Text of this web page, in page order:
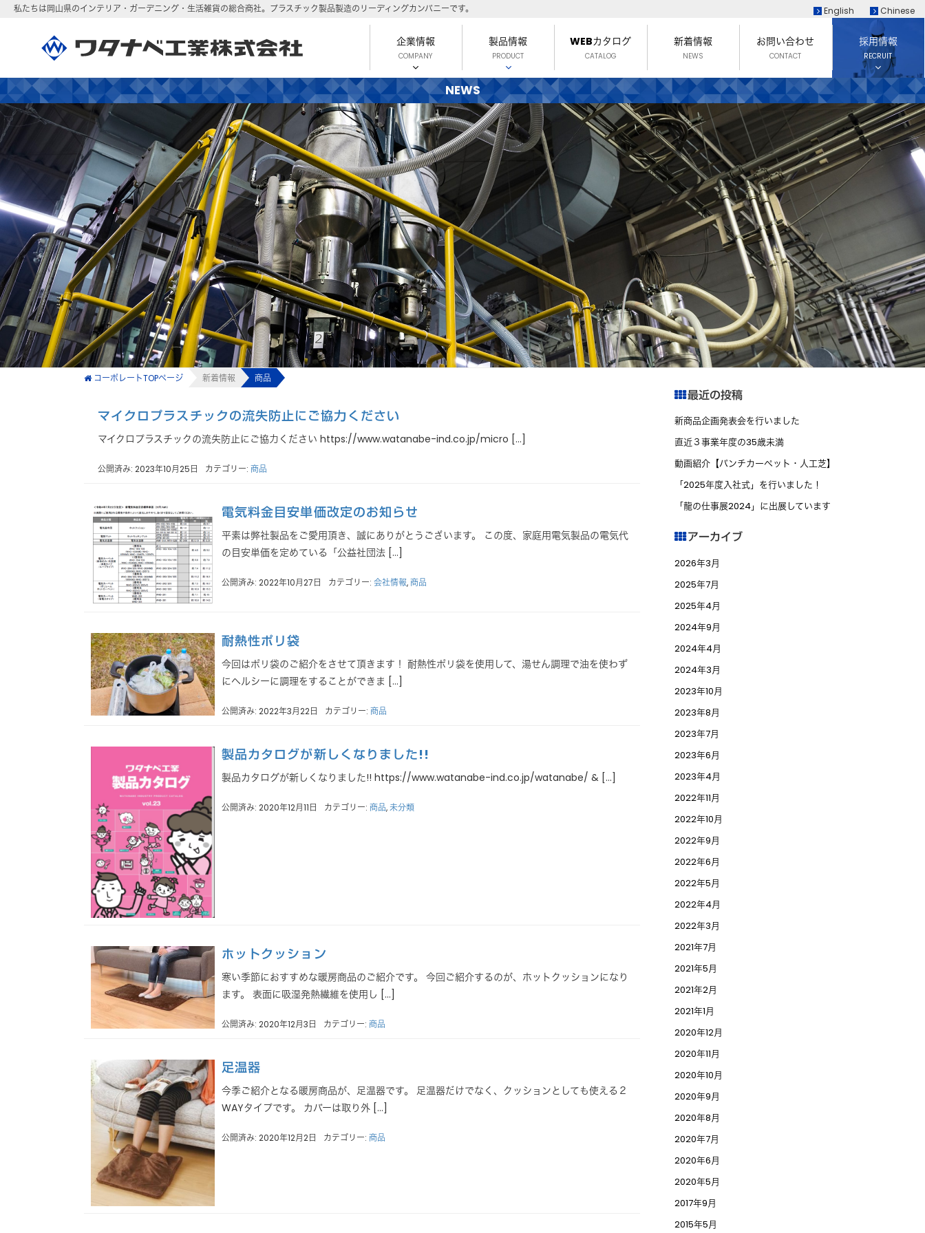
私たちは岡山県のインテリア・ガーデニング・生活雑貨の総合商社。 プラスチック製品製造のリーディングカンパニーです。 English Chinese
企業情報
COMPANY
製品情報
PRODUCT
WEBカタログ
CATALOG
新着情報
NEWS
お問い合わせ
CONTACT
採用情報
RECRUIT
NEWS
コーポレートTOPページ 新着情報 商品
マイクロプラスチックの流失防止にご協力ください
マイクロプラスチックの流失防止にご協力ください https://www.watanabe-ind.co.jp/micro […]
公開済み: 2023年10月25日 カテゴリー: 商品
電気料金目安単価改定のお知らせ
平素は弊社製品をご愛用頂き、誠にありがとうございます。 この度、家庭用電気製品の電気代
の目安単価を定めている「公益社団法 […]
公開済み: 2022年10月27日 カテゴリー: 会社情報,商品
耐熱性ポリ袋
今回はポリ袋のご紹介をさせて頂きます！ 耐熱性ポリ袋を使用して、湯せん調理で油を使わず
にヘルシーに調理をすることができま […]
公開済み: 2022年3月22日 カテゴリー: 商品
製品カタログが新しくなりました!!
製品カタログが新しくなりました!! https://www.watanabe-ind.co.jp/watanabe/ & […]
公開済み: 2020年12月11日 カテゴリー: 商品,未分類
ホットクッション
寒い季節におすすめな暖房商品のご紹介です。 今回ご紹介するのが、ホットクッションになり
ます。 表面に吸湿発熱繊維を使用し […]
公開済み: 2020年12月3日 カテゴリー: 商品
足温器
今季ご紹介となる暖房商品が、足温器です。 足温器だけでなく、クッションとしても使える２
WAYタイプです。 カバーは取り外 […]
公開済み: 2020年12月2日 カテゴリー: 商品
最近の投稿
新商品企画発表会を行いました
直近３事業年度の35歳未満
動画紹介【パンチカーペット・人工芝】
「2025年度入社式」を行いました！
「龍の仕事展2024」に出展しています
アーカイブ
2026年3月
2025年7月
2025年4月
2024年9月
2024年4月
2024年3月
2023年10月
2023年8月
2023年7月
2023年6月
2023年4月
2022年11月
2022年10月
2022年9月
2022年6月
2022年5月
2022年4月
2022年3月
2021年7月
2021年5月
2021年2月
2021年1月
2020年12月
2020年11月
2020年10月
2020年9月
2020年8月
2020年7月
2020年6月
2020年5月
2017年9月
2015年5月